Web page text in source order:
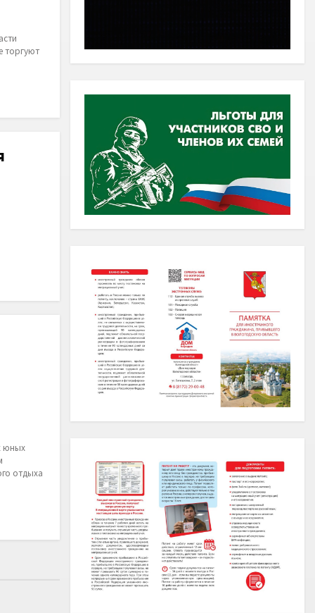
торгуют
юных
отдыха